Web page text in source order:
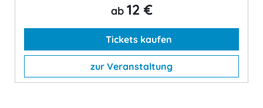
ab 12 €
Tickets kaufen
zur Veranstaltung